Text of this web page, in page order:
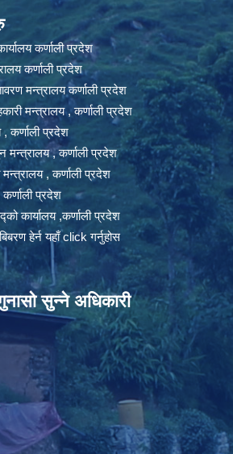
कर्णाली प्रदेश
कर्णाली प्रदेश
मन्त्रालय कर्णाली प्रदेश
मन्त्रालय , कर्णाली प्रदेश
, कर्णाली प्रदेश
मन्त्रालय , कर्णाली प्रदेश
मन्त्रालय , कर्णाली प्रदेश
प्रदेश
कार्यालय ,कर्णाली प्रदेश
हेर्न यहाँ click गर्नुहोस
सुन्ने अधिकारी